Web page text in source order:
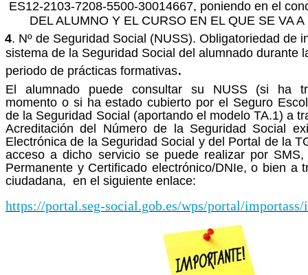
ES12-2103-7208-5500-30014667, poniendo en el
DEL ALUMNO Y EL CURSO EN EL QUE SE VA
4. Nº de Seguridad Social (NUSS). Obligatoriedad de
sistema de la Seguridad Social del alumnado durante
periodo de prácticas formativas.
El alumnado puede consultar su NUSS (si ha
momento o si ha estado cubierto por el Seguro
de la Seguridad Social (aportando el modelo TA.1) a
Acreditación del Número de la Seguridad Social
Electrónica de la Seguridad Social y del Portal de la
acceso a dicho servicio se puede realizar por
Permanente y Certificado electrónico/DNIe, o bien a
ciudadana, en el siguiente enlace:
https://portal.seg-social.gob.es/wps/portal/